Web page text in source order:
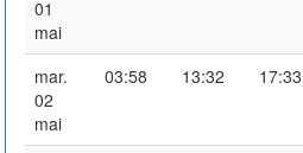
01
mai
mar.
02
mai
03:58 13:32 17:33